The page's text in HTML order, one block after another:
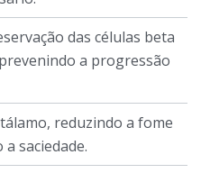
das células beta
a progressão
reduzindo a fome
saciedade.